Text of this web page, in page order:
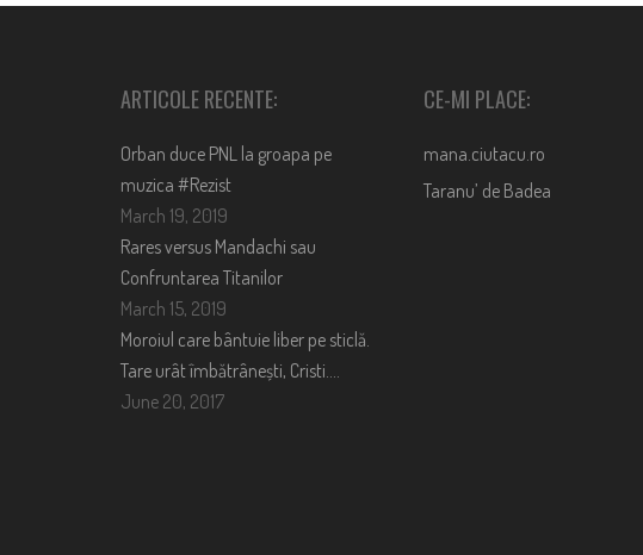
ARTICOLE RECENTE:
Orban duce PNL la groapa pe
muzica #Rezist
March 19, 2019
Rares versus Mandachi sau
Confruntarea Titanilor
March 15, 2019
Moroiul care bântuie liber pe sticlă.
Tare urât îmbătrânești, Cristi….
June 20, 2017
CE-MI PLACE:
mana.ciutacu.ro
Taranu’ de Badea